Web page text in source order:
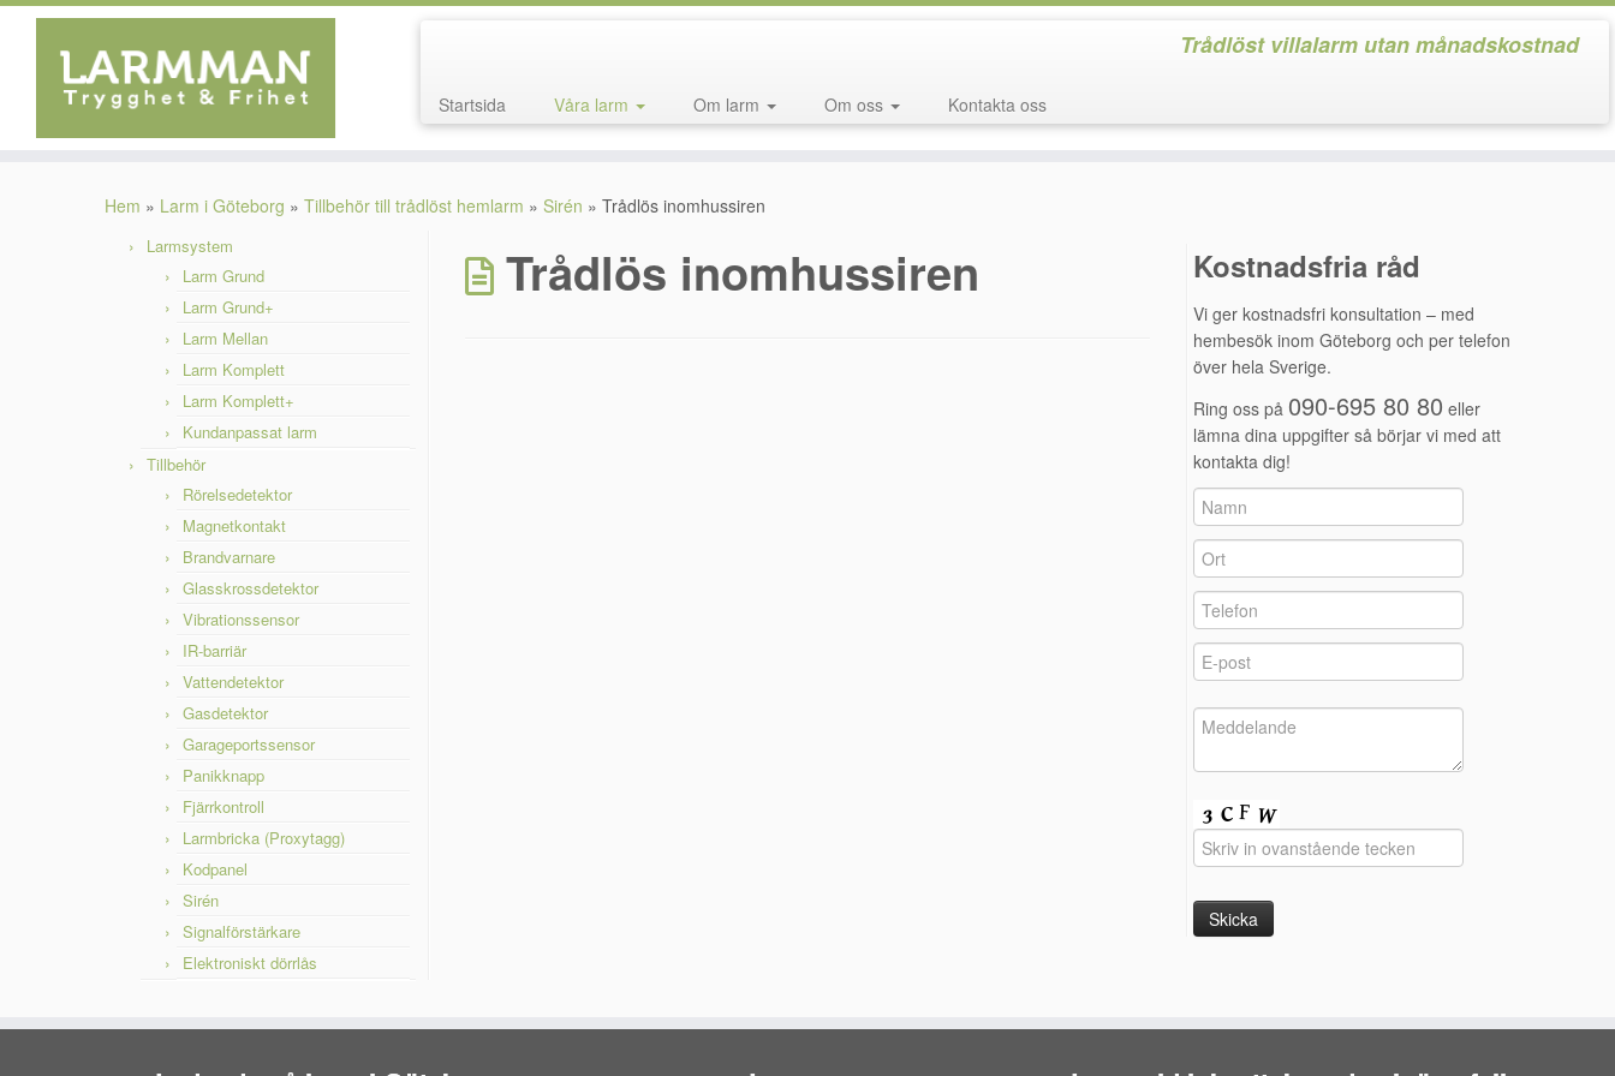
Trådlöst villalarm utan månadskostnad
Startsida Våra larm Om larm Om oss Kontakta oss
Hem » Larm i Göteborg » Tillbehör till trådlöst hemlarm » Sirén » Trådlös inomhussiren
Larmsystem
Larm Grund
Larm Grund+
Larm Mellan
Larm Komplett
Larm Komplett+
Kundanpassat larm
Tillbehör
Rörelsedetektor
Magnetkontakt
Brandvarnare
Glasskrossdetektor
Vibrationssensor
IR-barriär
Vattendetektor
Gasdetektor
Garageportssensor
Panikknapp
Fjärrkontroll
Larmbricka (Proxytagg)
Kodpanel
Sirén
Signalförstärkare
Elektroniskt dörrlås
Trådlös inomhussiren Kostnadsfria råd
Vi ger kostnadsfri konsultation – med
hembesök inom Göteborg och per telefon
över hela Sverige.
Ring oss på 090-695 80 80 eller
lämna dina uppgifter så börjar vi med att
kontakta dig!